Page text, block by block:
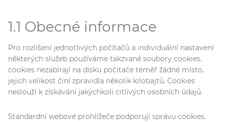
1.1 Obecné informace
Pro rozlišení jednotlivých počítačů a individuální nastavení
některých služeb používáme takzvané soubory cookies.
cookies nezabírají na disku počítače téměř žádné místo,
jejich velikost činí zpravidla několik kilobajtů. Cookies
neslouží k získávání jakýchkoli citlivých osobních údajů.
Standardní webové prohlížeče podporují správu cookies.